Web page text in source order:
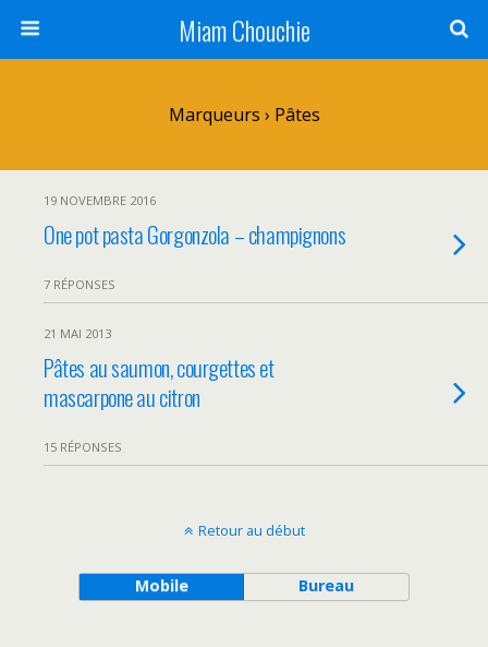
Miam Chouchie
Marqueurs › Pâtes
19 NOVEMBRE 2016
One pot pasta Gorgonzola – champignons
7 RÉPONSES
21 MAI 2013
Pâtes au saumon, courgettes et
mascarpone au citron
15 RÉPONSES
Retour au début
Mobile Bureau